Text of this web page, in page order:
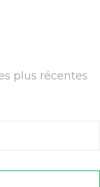
plus récentes